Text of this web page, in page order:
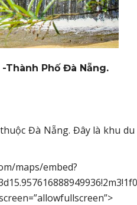
-Thành Phố Đà Nẵng.
Đà Nẵng. Đây là khu
maps/embed?